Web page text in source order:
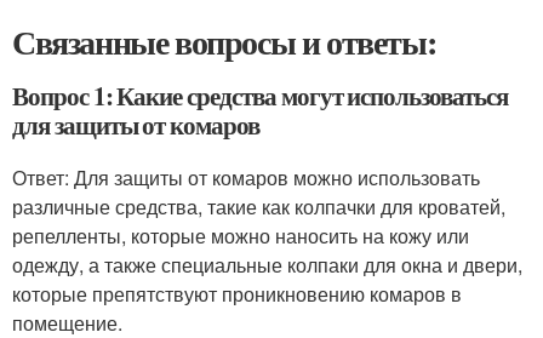
Связанные вопросы и ответы:
Вопрос 1: Какие средства могут использоваться
для защиты от комаров
Ответ: Для защиты от комаров можно использовать
различные средства, такие как колпачки для кроватей,
репелленты, которые можно наносить на кожу или
одежду, а также специальные колпаки для окна и двери,
которые препятствуют проникновению комаров в
помещение.